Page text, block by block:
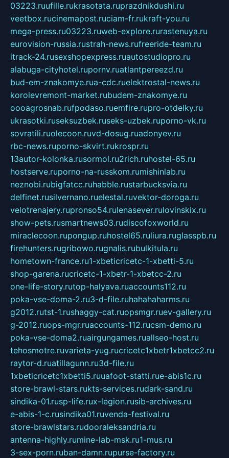
03223.ruufille.rukrasotata.ruprazdnikdushi.ru
veetbox.rucinemapost.ruciam-fr.rukraft-you.ru
mega-press.ru03223.ruweb-explore.rurastenuya.ru
eurovision-russia.rustrah-news.rufreeride-team.ru
itrack-24.rusexshopexpress.ruautostudiopro.ru
alabuga-cityhotel.rupornv.ruatlantpereezd.ru
bud-em-znakomye.rua-cdc.ruelektrostal-news.ru
korolevremont-market.rubudem-znakomye.ru
oooagrosnab.rufpodaso.ruemfire.rupro-otdelky.ru
ukrasotki.ruseksuzbek.ruseks-uzbek.ruporno-vk.ru
sovratili.ruolecoon.ruvd-dosug.ruadonyev.ru
rbc-news.ruporno-skvirt.rukrospr.ru
13autor-kolonka.rusormol.ru2rich.ruhostel-65.ru
hostserve.ruporno-na-russkom.rumishinlab.ru
neznobi.rubigfatcc.ruhabble.rustarbucksvia.ru
delfinet.rusilvernano.ruelestal.ruvektor-doroga.ru
velotrenajery.rupronso54.rulenasever.rulovinskix.ru
show-pets.rusmartnews03.rudiscofoxworld.ru
miraclecoon.rupongup.ruhostel65.ruliura.ruglasspb.ru
firehunters.rugribowo.rugnalis.rubulkitula.ru
hometown-france.ru1-xbeticricetc-1-xbetti-5.ru
shop-garena.rucricetc-1-xbetr-1-xbetcc-2.ru
one-life-story.rutop-halyava.ruaccounts112.ru
poka-vse-doma-2.ru3-d-file.ruhahahaharms.ru
g2012.rutst-1.rushaggy-cat.ruopsmgr.ruev-gallery.ru
g-2012.ruops-mgr.ruaccounts-112.rucsm-demo.ru
poka-vse-doma2.ruairgungames.ruallseo-host.ru
tehosmotre.ruvarieta-yug.rucricetc1xbetr1xbetcc2.ru
raytor-d.ruatillagunn.ru3d-file.ru
1xbeticricetc1xbetti5.ruuafoot-statti.rue-abis1c.ru
store-brawl-stars.rukts-services.rudark-sand.ru
sindika-01.rusp-life.rux-legion.rusib-archives.ru
e-abis-1-c.rusindika01.ruvenda-festival.ru
store-brawlstars.rudooraleksandria.ru
antenna-highly.rumine-lab-msk.ru1-mus.ru
3-sex-porn.ruban-damn.rupurse-factory.ru